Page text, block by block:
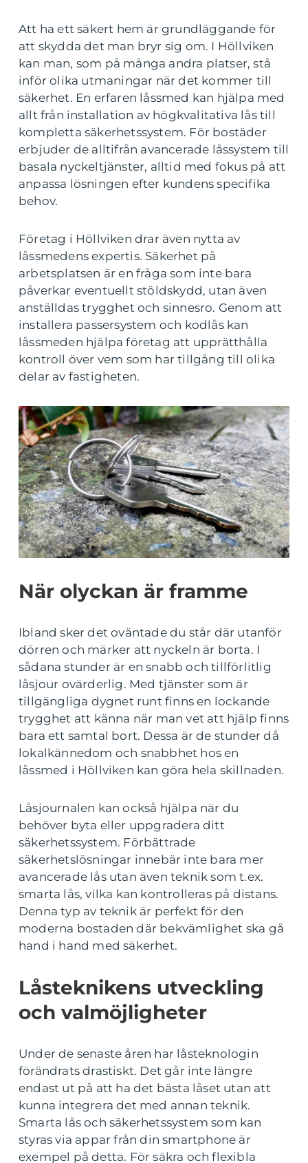
Att ha ett säkert hem är grundläggande för
att skydda det man bryr sig om. I Höllviken
kan man, som på många andra platser, stå
inför olika utmaningar när det kommer till
säkerhet. En erfaren låssmed kan hjälpa med
allt från installation av högkvalitativa lås till
kompletta säkerhetssystem. För bostäder
erbjuder de alltifrån avancerade låssystem till
basala nyckeltjänster, alltid med fokus på att
anpassa lösningen efter kundens specifika
behov.
Företag i Höllviken drar även nytta av
låssmedens expertis. Säkerhet på
arbetsplatsen är en fråga som inte bara
påverkar eventuellt stöldskydd, utan även
anställdas trygghet och sinnesro. Genom att
installera passersystem och kodlås kan
låssmeden hjälpa företag att upprätthålla
kontroll över vem som har tillgång till olika
delar av fastigheten.
När olyckan är framme
Ibland sker det oväntade du står där utanför
dörren och märker att nyckeln är borta. I
sådana stunder är en snabb och tillförlitlig
låsjour ovärderlig. Med tjänster som är
tillgängliga dygnet runt finns en lockande
trygghet att känna när man vet att hjälp finns
bara ett samtal bort. Dessa är de stunder då
lokalkännedom och snabbhet hos en
låssmed i Höllviken kan göra hela skillnaden.
Låsjournalen kan också hjälpa när du
behöver byta eller uppgradera ditt
säkerhetssystem. Förbättrade
säkerhetslösningar innebär inte bara mer
avancerade lås utan även teknik som t.ex.
smarta lås, vilka kan kontrolleras på distans.
Denna typ av teknik är perfekt för den
moderna bostaden där bekvämlighet ska gå
hand i hand med säkerhet.
Låsteknikens utveckling
och valmöjligheter
Under de senaste åren har låsteknologin
förändrats drastiskt. Det går inte längre
endast ut på att ha det bästa låset utan att
kunna integrera det med annan teknik.
Smarta lås och säkerhetssystem som kan
styras via appar från din smartphone är
exempel på detta. För säkra och flexibla